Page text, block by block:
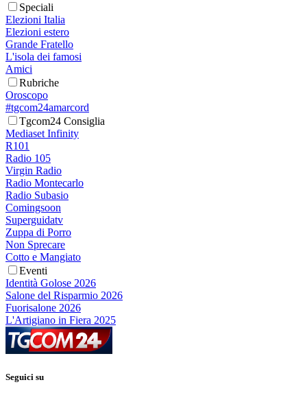
Speciali
Elezioni Italia
Elezioni estero
Grande Fratello
L'isola dei famosi
Amici
Rubriche
Oroscopo
#tgcom24amarcord
Tgcom24 Consiglia
Mediaset Infinity
R101
Radio 105
Virgin Radio
Radio Montecarlo
Radio Subasio
Comingsoon
Superguidatv
Zuppa di Porro
Non Sprecare
Cotto e Mangiato
Eventi
Identità Golose 2026
Salone del Risparmio 2026
Fuorisalone 2026
L'Artigiano in Fiera 2025
Seguici su